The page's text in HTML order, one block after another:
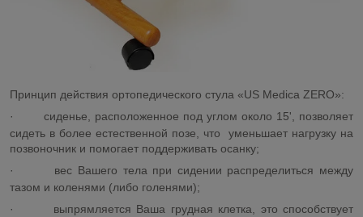
Принцип действия ортопедического стула «US Medica ZERO»:
·
сиденье, расположенное под углом около 15', позволяет
сидеть в более естественной позе, что уменьшает нагрузку на
позвоночник и помогает поддерживать осанку;
·
вес Вашего тела при сидении распределиться между
тазом и коленями (либо голенями);
·
выпрямляется Ваша грудная клетка, это способствует